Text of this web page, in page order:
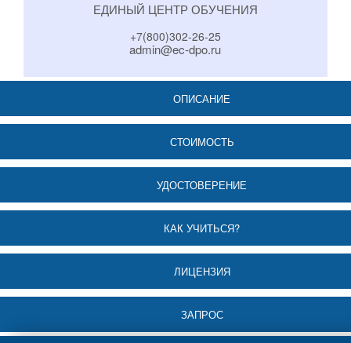
ЕДИНЫЙ ЦЕНТР ОБУЧЕНИЯ
+7(800)302-26-25
admin@ec-dpo.ru
ОПИСАНИЕ
СТОИМОСТЬ
УДОСТОВЕРЕНИЕ
КАК УЧИТЬСЯ?
ЛИЦЕНЗИЯ
ЗАПРОС